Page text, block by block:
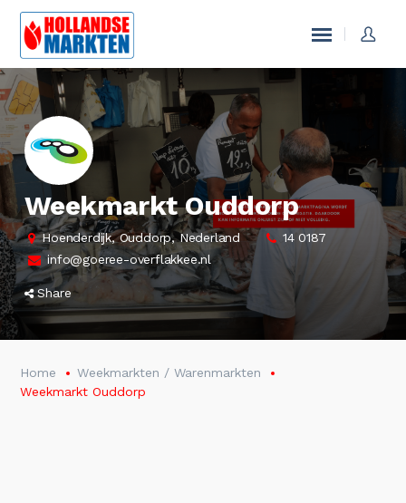
Weekmarkt Ouddorp
Hoenderdijk, Ouddorp, Nederland
14 0187
info@goeree-overflakkee.nl
Share
Home
Weekmarkten / Warenmarkten
Weekmarkt Ouddorp